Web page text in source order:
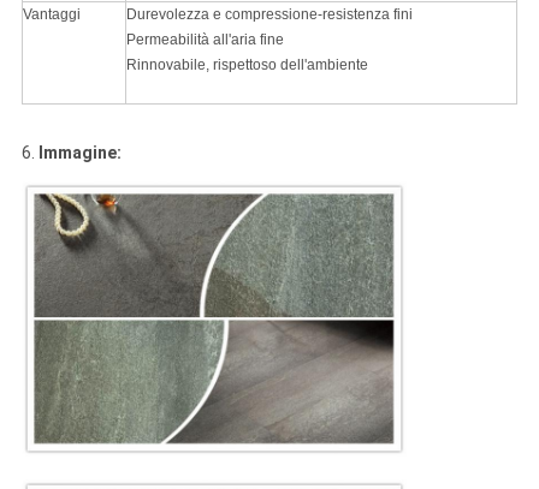
Vantaggi
Durevolezza e compressione-resistenza fini
Permeabilità all'aria fine
Rinnovabile, rispettoso dell'ambiente
6. Immagine: